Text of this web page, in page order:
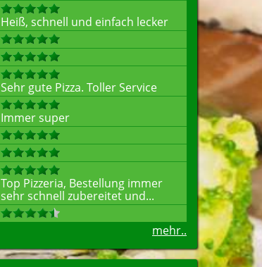
Heiß, schnell und einfach lecker
Sehr gute Pizza. Toller Service
Immer super
Top Pizzeria, Bestellung immer
sehr schnell zubereitet und...
mehr..